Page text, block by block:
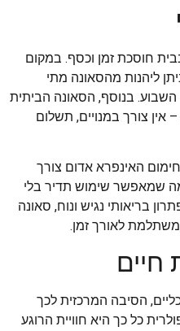
חוסכת זמן וכסף. במקום
ליהנות מהסאונה מתי
בנוסף, הסאונה הביתית
אין צורך במנויים, תשלום
האינפרא אדום צורך
שמאפשר שימוש תדיר בלי
בריאותי נגיש ונוח, סאונה
לאורך זמן.
חיים
הסיבה המרכזית לכך
כל כך היא חוויית הרוגע